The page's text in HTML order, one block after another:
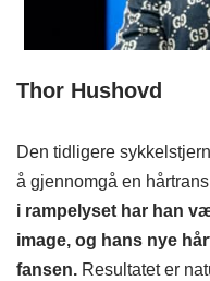
Thor Hushovd
Den tidligere
å gjennomgå en
i rampelyset har han
image, og hans nye
fansen. Resultatet er